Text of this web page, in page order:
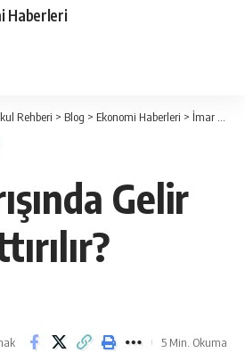
Haberleri
Rehberi > Blog > Ekonomi Haberleri > İmar Barışında Gelir Nasıl Arttırılır?
Gelir
5 Min. Okuma